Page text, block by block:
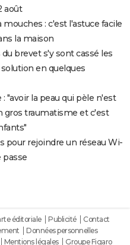
août
: c'est l'astuce facile
la maison
brevet s'y sont cassé les
en quelques
"avoir la peau qui pèle n'est
gros traumatisme et c'est
pour rejoindre un réseau Wi-
passe
éditoriale Publicité
Contact
Données personnelles
Mentions légales Groupe Figaro